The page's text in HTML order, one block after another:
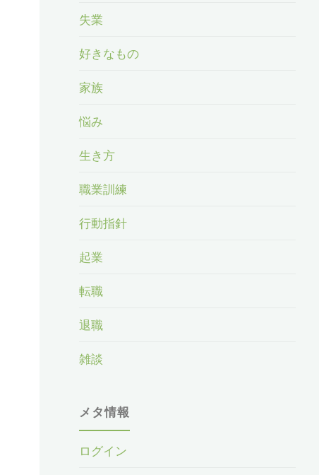
失業
好きなもの
家族
悩み
生き方
職業訓練
行動指針
起業
転職
退職
雑談
メタ情報
ログイン